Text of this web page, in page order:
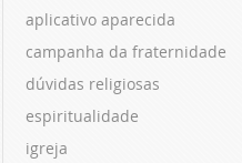
aplicativo aparecida
campanha da fraternidade
dúvidas religiosas
espiritualidade
igreja